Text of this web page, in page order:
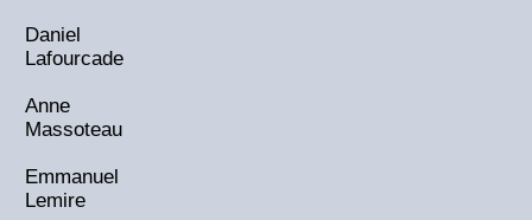
Daniel
Lafourcade
Anne
Massoteau
Emmanuel
Lemire